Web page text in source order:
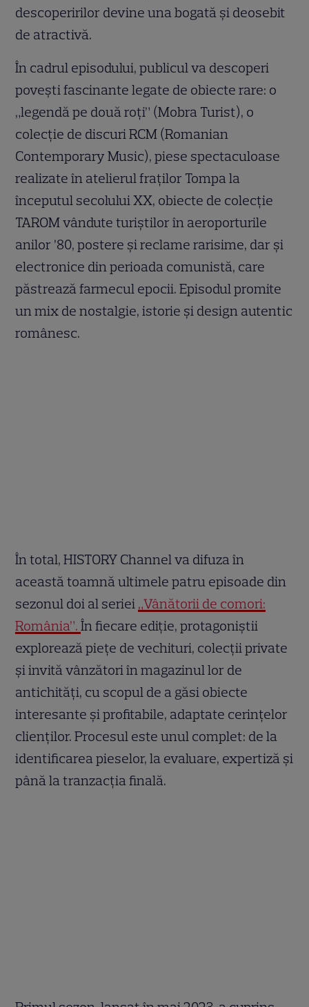
descoperirilor devine una bogată și deosebit
de atractivă.
În cadrul episodului, publicul va descoperi
povești fascinante legate de obiecte rare: o
„legendă pe două roți” (Mobra Turist), o
colecție de discuri RCM (Romanian
Contemporary Music), piese spectaculoase
realizate în atelierul fraților Tompa la
începutul secolului XX, obiecte de colecție
TAROM vândute turiștilor în aeroporturile
anilor ’80, postere și reclame rarisime, dar și
electronice din perioada comunistă, care
păstrează farmecul epocii. Episodul promite
un mix de nostalgie, istorie și design autentic
românesc.
În total, HISTORY Channel va difuza în
această toamnă ultimele patru episoade din
sezonul doi al seriei „Vânătorii de comori:
România”.În fiecare ediție, protagoniștii
explorează piețe de vechituri, colecții private
și invită vânzători în magazinul lor de
antichități, cu scopul de a găsi obiecte
interesante și profitabile, adaptate cerințelor
clienților. Procesul este unul complet: de la
identificarea pieselor, la evaluare, expertiză și
până la tranzacția finală.